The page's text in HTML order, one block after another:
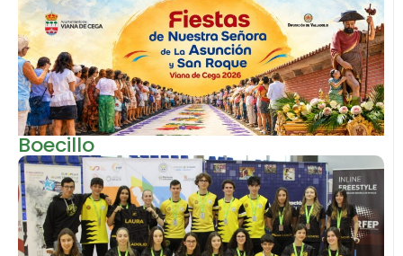
Boecillo